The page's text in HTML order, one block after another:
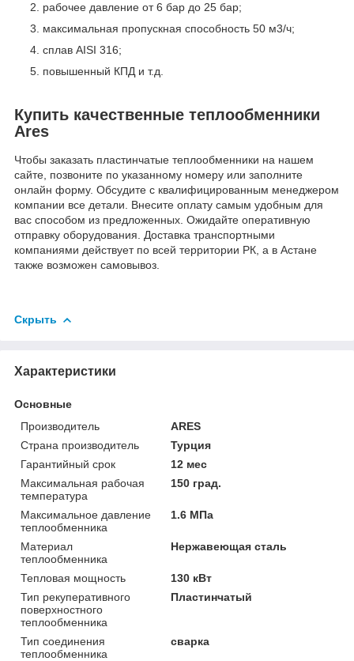
рабочее давление от 6 бар до 25 бар;
максимальная пропускная способность 50 м3/ч;
сплав AISI 316;
повышенный КПД и т.д.
Купить качественные теплообменники
Ares
Чтобы заказать пластинчатые теплообменники на нашем
сайте, позвоните по указанному номеру или заполните
онлайн форму. Обсудите с квалифицированным менеджером
компании все детали. Внесите оплату самым удобным для
вас способом из предложенных. Ожидайте оперативную
отправку оборудования. Доставка транспортными
компаниями действует по всей территории РК, а в Астане
также возможен самовывоз.
Скрыть
Характеристики
Основные
Производитель
ARES
Страна производитель
Турция
Гарантийный срок
12 мес
Максимальная рабочая
температура
150 град.
Максимальное давление
теплообменника
1.6 МПа
Материал
теплообменника
Нержавеющая сталь
Тепловая мощность
130 кВт
Тип рекуперативного
поверхностного
теплообменника
Пластинчатый
Тип соединения
теплообменника
сварка